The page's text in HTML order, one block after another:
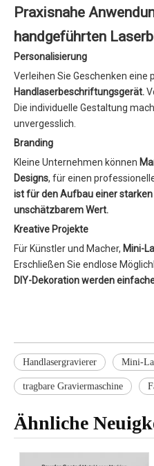
Praxisnahe
handgeführten
Personalisierung
Verleihen Sie Geschenken eine
Handlaserbeschriftungsgerät.
Die individuelle Gestaltung
unvergesslich.
Branding
Kleine Unternehmen können
Designs, für einen
ist für den Aufbau einer
unschätzbarem Wert.
Kreative Projekte
Für Künstler und Macher, Mini-
Erschließen Sie endlose
DIY-Dekoration werden
Handlasergravierer Mini-
tragbare Graviermaschine
Ähnliche